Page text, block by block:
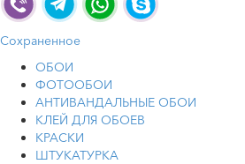
Сохраненное
ОБОИ
ФОТООБОИ
АНТИВАНДАЛЬНЫЕ ОБОИ
КЛЕЙ ДЛЯ ОБОЕВ
КРАСКИ
ШТУКАТУРКА